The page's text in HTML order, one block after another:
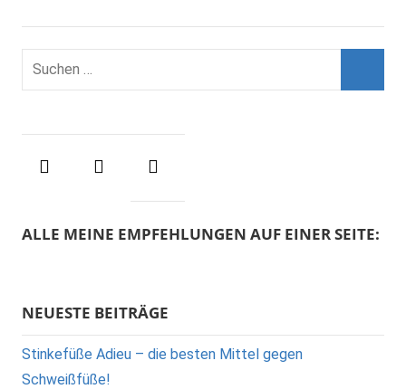
ALLE MEINE EMPFEHLUNGEN AUF EINER SEITE:
NEUESTE BEITRÄGE
Stinkefüße Adieu – die besten Mittel gegen
Schweißfüße!